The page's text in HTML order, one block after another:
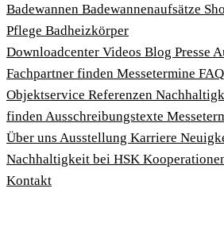
Badewannen Badewannenaufsätze
Pflege Badheizkörper
Download­center Videos Blog Presse
Fachpartner finden Messetermine
Objektservice Referenzen
finden Ausschreibungstexte
Über uns Ausstellung Karriere
Nachhaltigkeit bei HSK
Kontakt